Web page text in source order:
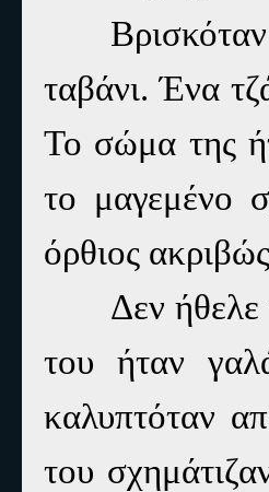
ταβάνι. Ένα
Το σώμα της
το μαγεμένο
όρθιος
Δεν ήθελε
του ήταν
καλυπτόταν
του